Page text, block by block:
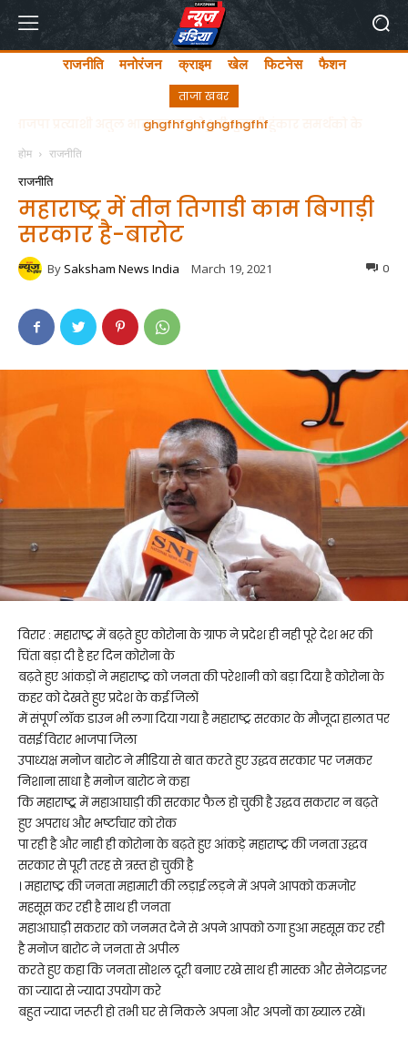
राजनीति मनोरंजन क्राइम खेल फिटनेस फैशन
ताजा खबर
ghgfhfghfghgfhgfhf
होम राजनीति
राजनीति
महाराष्ट्र में तीन तिगाडी काम बिगाड़ी
सरकार है-बारोट
By Saksham News India March 19, 2021 0
विरार : महाराष्ट्र में बढ़ते हुए कोरोना के ग्राफ ने प्रदेश ही नही पूरे देश भर की
चिंता बड़ा दी है हर दिन कोरोना के
बढ़ते हुए आंकड़ों ने महाराष्ट्र को जनता की परेशानी को बड़ा दिया है कोरोना के
कहर को देखते हुए प्रदेश के कई जिलों
में संपूर्ण लॉक डाउन भी लगा दिया गया है महाराष्ट्र सरकार के मौजूदा हालात पर
वसई विरार भाजपा जिला
उपाध्यक्ष मनोज बारोट ने मीडिया से बात करते हुए उद्धव सरकार पर जमकर
निशाना साधा है मनोज बारोट ने कहा
कि महाराष्ट्र्र में महाआघाड़ी की सरकार फैल हो चुकी है उद्धव सकरार न बढ़ते
हुए अपराध और भर्ष्टाचार को रोक
पा रही है और नाही ही कोरोना के बढ़ते हुए आंकड़े महाराष्ट्र की जनता उद्धव
सरकार से पूरी तरह से त्रस्त हो चुकी है
। महाराष्ट्र की जनता महामारी की लड़ाई लड़ने में अपने आपको कमजोर
महसूस कर रही है साथ ही जनता
महाआघाड़ी सकरार को जनमत देने से अपने आपको ठगा हुआ महसूस कर रही
है मनोज बारोट ने जनता से अपील
करते हुए कहा कि जनता सोशल दूरी बनाए रखे साथ ही मास्क और सेनेटाइजर
का ज्यादा से ज्यादा उपयोग करे
बहुत ज्यादा जरूरी हो तभी घर से निकले अपना और अपनों का ख्याल रखें।